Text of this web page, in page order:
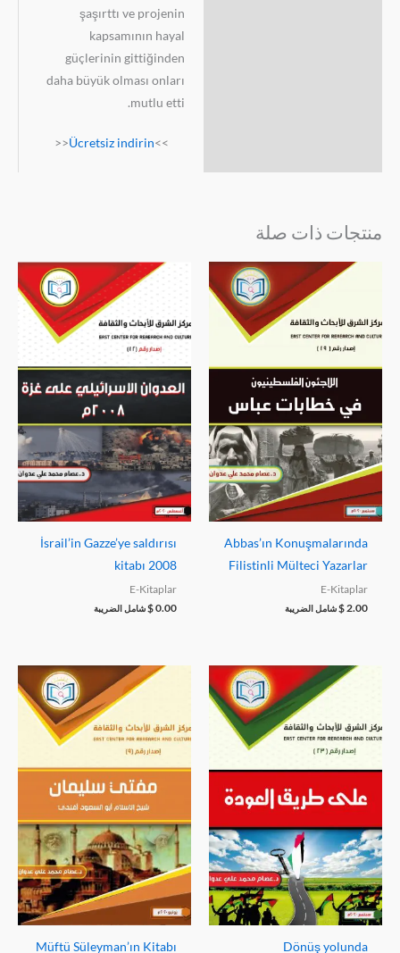
şaşırttı ve projenin
kapsamının hayal
güçlerinin gittiğinden
daha büyük olması onları
mutlu etti.
>>
Ücretsiz indirin
<<
منتجات ذات صلة
Abbas’ın Konuşmalarında
Filistinli Mülteci Yazarlar
E-Kitaplar
$2.00 شامل الضريبة
İsrail’in Gazze’ye saldırısı
kitabı 2008
E-Kitaplar
$0.00 شامل الضريبة
Dönüş yolunda
Müftü Süleyman’ın Kitabı